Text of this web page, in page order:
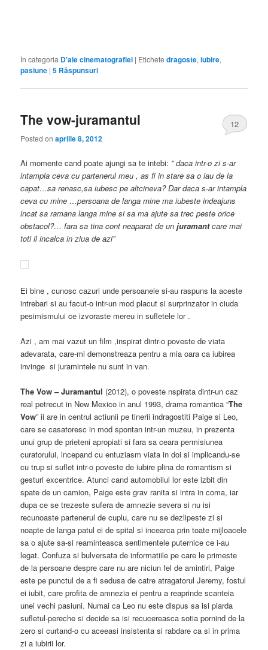
În categoria D'ale cinematografiei | Etichete dragoste,iubire,
pasiune |5 Răspunsuri
The vow-juramantul
Posted onaprilie 8, 2012
12
Ai momente cand poate ajungi sa te intebi: ” daca intr-o zi s-ar
intampla ceva cu partenerul meu , as fi in stare sa o iau de la
capat…sa renasc,sa iubesc pe altcineva? Dar daca s-ar intampla
ceva cu mine …persoana de langa mine ma iubeste indeajuns
incat sa ramana langa mine si sa ma ajute sa trec peste orice
obstacol?… fara sa tina cont neaparat de unjuramantcare mai
toti il incalca in ziua de azi”
Ei bine , cunosc cazuri unde persoanele si-au raspuns la aceste
intrebari si au facut-o intr-un mod placut si surprinzator in ciuda
pesimismului ce izvoraste mereu in sufletele lor .
Azi , am mai vazut un film ,inspirat dintr-o poveste de viata
adevarata, care-mi demonstreaza pentru a mia oara ca iubirea
invinge si juramintele nu sunt in van.
The Vow – Juramantul (2012), o poveste nspirata dintr-un caz
real petrecut in New Mexico in anul 1993, drama romantica “The
Vow” ii are in centrul actiunii pe tinerii indragostiti Paige si Leo,
care se casatoresc in mod spontan intr-un muzeu, in prezenta
unui grup de prieteni apropiati si fara sa ceara permisiunea
curatorului, incepand cu entuziasm viata in doi si implicandu-se
cu trup si suflet intr-o poveste de iubire plina de romantism si
gesturi excentrice. Atunci cand automobilul lor este izbit din
spate de un camion, Paige este grav ranita si intra in coma, iar
dupa ce se trezeste sufera de amnezie severa si nu isi
recunoaste partenerul de cuplu, care nu se dezlipeste zi si
noapte de langa patul ei de spital si incearca prin toate mijloacele
sa o ajute sa-si reaminteasca sentimentele puternice ce i-au
legat. Confuza si bulversata de informatiile pe care le primeste
de la persoane despre care nu are niciun fel de amintiri, Paige
este pe punctul de a fi sedusa de catre atragatorul Jeremy, fostul
ei iubit, care profita de amnezia ei pentru a reaprinde scanteia
unei vechi pasiuni. Numai ca Leo nu este dispus sa isi piarda
sufletul-pereche si decide sa isi recucereasca sotia pornind de la
zero si curtand-o cu aceeasi insistenta si rabdare ca si in prima
zi a iubirii lor.